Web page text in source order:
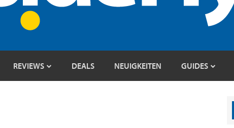
REVIEWS DEALS NEUIGKEITEN GUIDES